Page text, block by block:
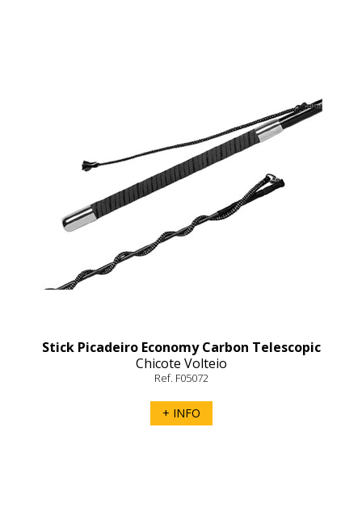
Stick Picadeiro Economy Carbon Telescopic
– Fleck
Chicote Volteio
Ref. F05072
+ INFO